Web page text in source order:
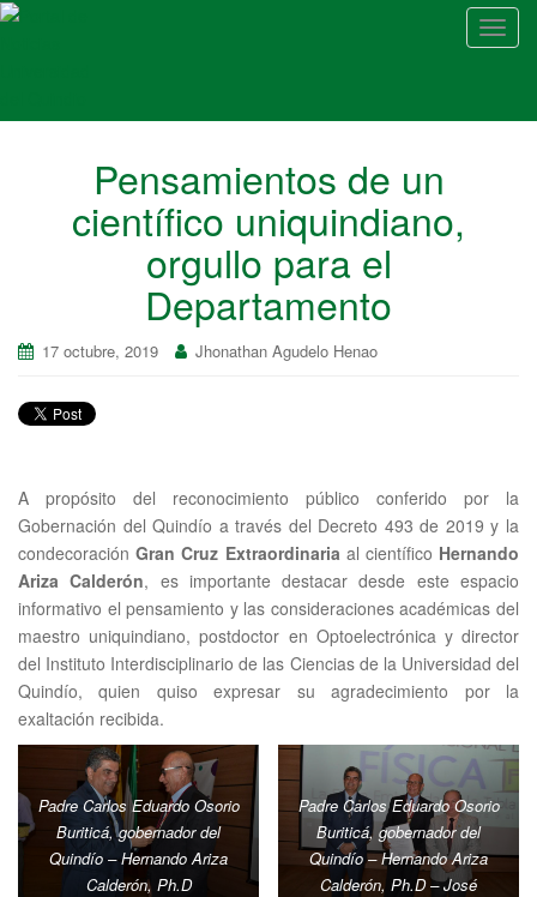
A
Pensamientos de un
científico uniquindiano,
orgullo para el
Departamento
17 octubre, 2019 Jhonathan Agudelo Henao
A propósito del reconocimiento público conferido por la
Gobernación del Quindío a través del Decreto 493 de 2019 y la
condecoraciónGran Cruz Extraordinaria al científico Hernando
Ariza Calderón, es importante destacar desde este espacio
informativo el pensamiento y las consideraciones académicas del
maestro uniquindiano, postdoctor en Optoelectrónica y director
del Instituto Interdisciplinario de las Ciencias de la Universidad del
Quindío, quien quiso expresar su agradecimiento por la
exaltación recibida.
Padre Carlos Eduardo Osorio
Buriticá, gobernador del
Quindío – Hernando Ariza
Calderón, Ph.D
Padre Carlos Eduardo Osorio
Buriticá, gobernador del
Quindío – Hernando Ariza
Calderón, Ph.D – José